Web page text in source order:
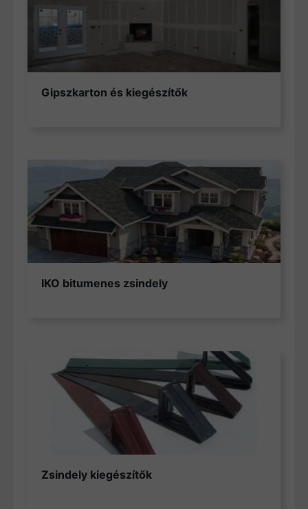
Gipszkarton és kiegészítők
IKO bitumenes zsindely
Zsindely kiegészítők